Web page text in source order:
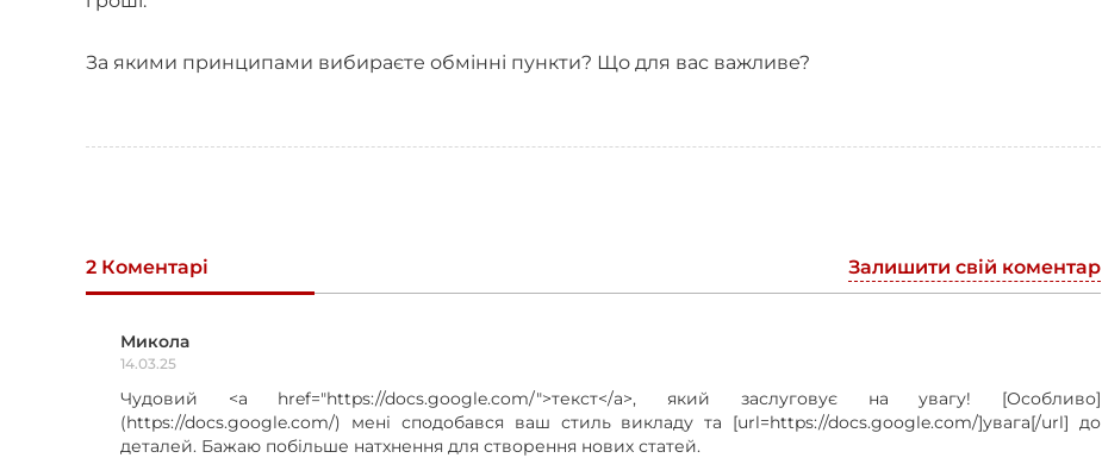
За якими принципами вибираєте обмінні пункти? Що для вас важливе?
2 Коментарі Залишити свій коментар
Микола
14.03.25
Чудовий <a href="https://docs.google.com/">текст</a>, який заслуговує на увагу! [Особливо]
(https://docs.google.com/) мені сподобався ваш стиль викладу та [url=https://docs.google.com/]увага[/url] до
деталей. Бажаю побільше натхнення для створення нових статей.